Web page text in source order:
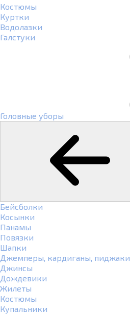
Костюмы
Куртки
Водолазки
Галстуки
Головные уборы
Бейсболки
Косынки
Панамы
Повязки
Шапки
Джемперы, кардиганы, пиджаки
Джинсы
Дождевики
Жилеты
Костюмы
Купальники